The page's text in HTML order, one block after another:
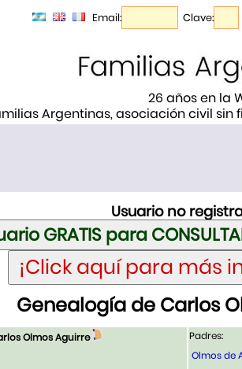
Email: Clave:
26 años en la
Argentinas, asociación civil sin
Usuario no
Genealogía de Carlos
Olmos Aguirre
Padres:
Olmos de